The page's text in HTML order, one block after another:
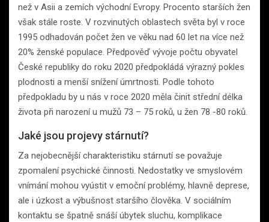
než v Asii a zemích východní Evropy. Procento starších žen
však stále roste. V rozvinutých oblastech světa byl v roce
1995 odhadován počet žen ve věku nad 60 let na více než
20% ženské populace. Předpověď vývoje počtu obyvatel
České republiky do roku 2020 předpokládá výrazný pokles
plodnosti a menší snížení úmrtnosti. Podle tohoto
předpokladu by u nás v roce 2020 měla činit střední délka
života při narození u mužů 73 – 75 roků, u žen 78 -80 roků.
Jaké jsou projevy stárnutí?
Za nejobecnější charakteristiku stárnutí se považuje
zpomalení psychické činnosti. Nedostatky ve smyslovém
vnímání mohou vyústit v emoční problémy, hlavně deprese,
ale i úzkost a výbušnost staršího člověka. V sociálním
kontaktu se špatně snáší úbytek sluchu, komplikace